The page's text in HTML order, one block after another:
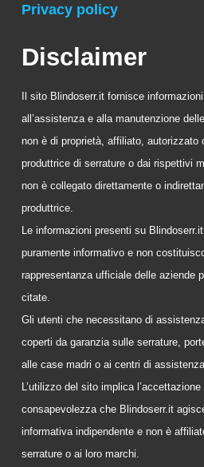
Privacy policy
Disclaimer
Il sito Blindoserr.it fornisce
all’assistenza e alla manutenzione
non è di proprietà, affiliato, autorizzato
produttrice di serrature o dai rispettivi
non è collegato direttamente o
produttrice.
Le informazioni presenti su
puramente informativo e non
rappresentanza ufficiale delle aziende
citate.
Gli utenti che necessitano di
coperti da garanzia sulle serrature,
alle case madri o ai centri di
L’utilizzo del sito implica
consapevolezza che Blindoserr.it
informativa indipendente e non è
serrature o ai loro marchi.